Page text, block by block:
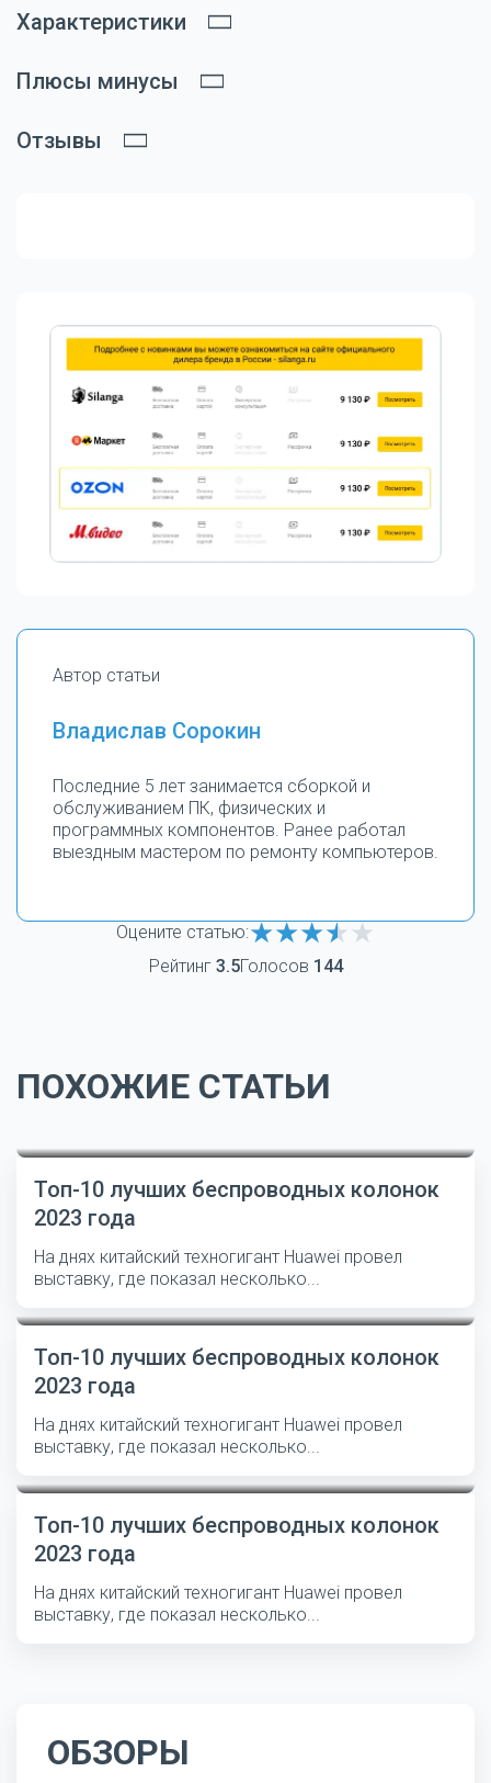
Характеристики
Плюсы минусы
Отзывы
Автор статьи
Владислав Сорокин
Последние 5 лет занимается сборкой и
обслуживанием ПК, физических и
программных компонентов. Ранее работал
выездным мастером по ремонту компьютеров.
Оцените статью:
Рейтинг 3.5Голосов 144
ПОХОЖИЕ СТАТЬИ
Топ-10 лучших беспроводных колонок
2023 года
На днях китайский техногигант Huawei провел
выставку, где показал несколько...
Топ-10 лучших беспроводных колонок
2023 года
На днях китайский техногигант Huawei провел
выставку, где показал несколько...
Топ-10 лучших беспроводных колонок
2023 года
На днях китайский техногигант Huawei провел
выставку, где показал несколько...
ОБЗОРЫ